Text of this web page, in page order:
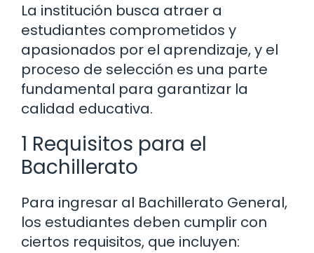
La institución busca atraer a
estudiantes comprometidos y
apasionados por el aprendizaje, y el
proceso de selección es una parte
fundamental para garantizar la
calidad educativa.
1 Requisitos para el
Bachillerato
Para ingresar al Bachillerato General,
los estudiantes deben cumplir con
ciertos requisitos, que incluyen: